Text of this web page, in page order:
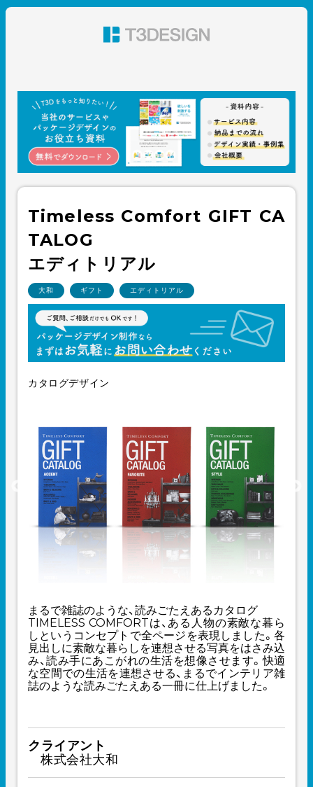
ン 株式会社T3デザイン
Timeless Comfort GIFT CA
TALOG
エディトリアル
大和 ギフト エディトリアル
まるで雑誌のような、読みごたえあるカタログ
TIMELESS COMFORTは、ある人物の素敵な暮ら
しというコンセプトで全ページを表現しました。各
見出しに素敵な暮らしを連想させる写真をはさみ込
み、読み手にあこがれの生活を想像させます。快適
な空間での生活を連想させる、まるでインテリア雑
誌のような読みごたえある一冊に仕上げました。
カタログデザイン
クライアント
株式会社大和